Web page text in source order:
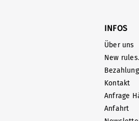
INFOS
Über uns
New
Kontakt
Anfrage
Anfahrt